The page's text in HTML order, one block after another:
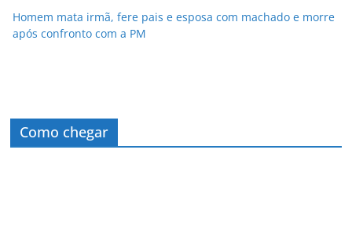
Homem mata irmã, fere pais e esposa com machado e morre
após confronto com a PM
Como chegar